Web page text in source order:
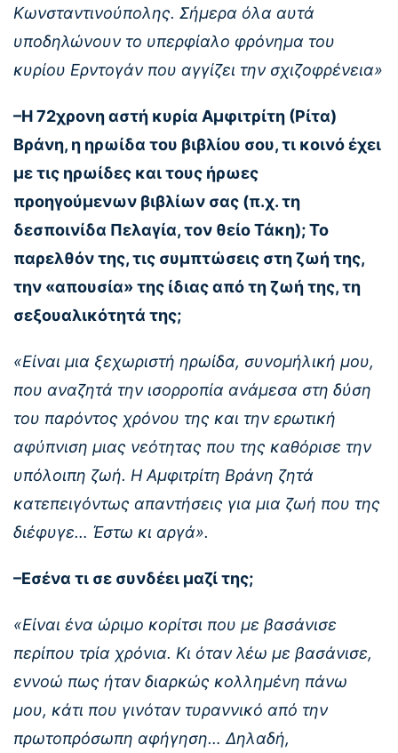
Κωνσταντινούπολης. Σήμερα όλα αυτά
υποδηλώνουν το υπερφίαλο φρόνημα του
κυρίου Ερντογάν που αγγίζει την σχιζοφρένεια»
–Η 72χρονη αστή κυρία Αμφιτρίτη (Ρίτα)
Βράνη, η ηρωίδα του βιβλίου σου, τι κοινό έχει
με τις ηρωίδες και τους ήρωες
προηγούμενων βιβλίων σας (π.χ. τη
δεσποινίδα Πελαγία, τον θείο Τάκη); Το
παρελθόν της, τις συμπτώσεις στη ζωή της,
την «απουσία» της ίδιας από τη ζωή της, τη
σεξουαλικότητά της;
«Είναι μια ξεχωριστή ηρωίδα, συνομήλική μου,
που αναζητά την ισορροπία ανάμεσα στη δύση
του παρόντος χρόνου της και την ερωτική
αφύπνιση μιας νεότητας που της καθόρισε την
υπόλοιπη ζωή. Η Αμφιτρίτη Βράνη ζητά
κατεπειγόντως απαντήσεις για μια ζωή που της
διέφυγε… Έστω κι αργά».
–Εσένα τι σε συνδέει μαζί της;
«Είναι ένα ώριμο κορίτσι που με βασάνισε
περίπου τρία χρόνια. Κι όταν λέω με βασάνισε,
εννοώ πως ήταν διαρκώς κολλημένη πάνω
μου, κάτι που γινόταν τυραννικό από την
πρωτοπρόσωπη αφήγηση… Δηλαδή,